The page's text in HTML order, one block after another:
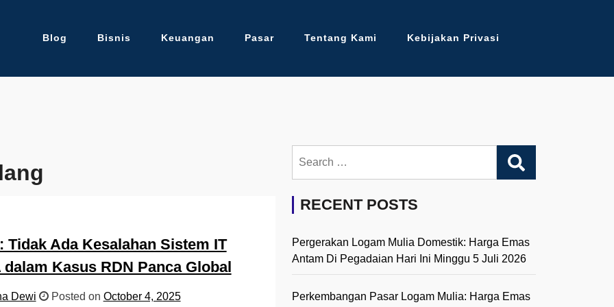
Blog Bisnis Keuangan Pasar Tentang Kami Kebijakan Privasi
Tidak Ada Kesalahan Sistem IT
dalam Kasus RDN Panca Global
Dewi Posted on October 4, 2025
for:
RECENT POSTS
Pergerakan Logam Mulia Domestik: Harga Emas
Antam Di Pegadaian Hari Ini Minggu 5 Juli 2026
Perkembangan Pasar Logam Mulia: Harga Emas